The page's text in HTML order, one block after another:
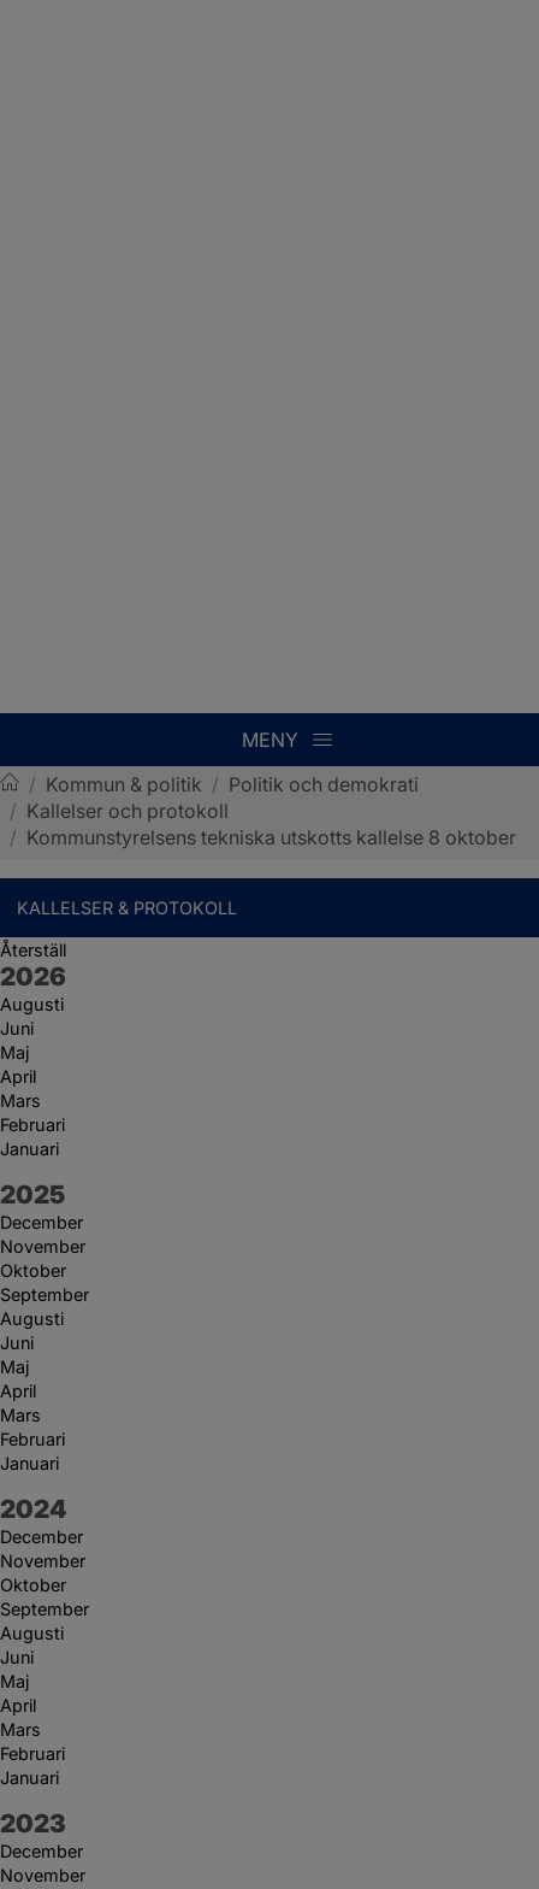
MENY
Sotenäs kommun
/ Kommun & politik / Politik och demokrati
/ Kallelser och protokoll
/ Kommunstyrelsens tekniska utskotts kallelse 8 oktober
KALLELSER & PROTOKOLL
Återställ
År:
2026
Augusti
Juni
Maj
April
Mars
Februari
Januari
År:
2025
December
November
Oktober
September
Augusti
Juni
Maj
April
Mars
Februari
Januari
År:
2024
December
November
Oktober
September
Augusti
Juni
Maj
April
Mars
Februari
Januari
År:
2023
December
November